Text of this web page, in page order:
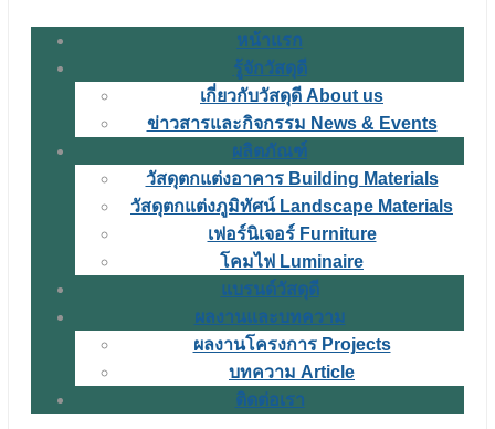
หน้าแรก
รู้จักวัสดุดี
เกี่ยวกับวัสดุดี About us
ข่าวสารและกิจกรรม News & Events
ผลิตภัณฑ์
วัสดุตกแต่งอาคาร Building Materials
วัสดุตกแต่งภูมิทัศน์ Landscape Materials
เฟอร์นิเจอร์ Furniture
โคมไฟ Luminaire
แบรนด์วัสดุดี
ผลงานและบทความ
ผลงานโครงการ Projects
บทความ Article
ติดต่อเรา